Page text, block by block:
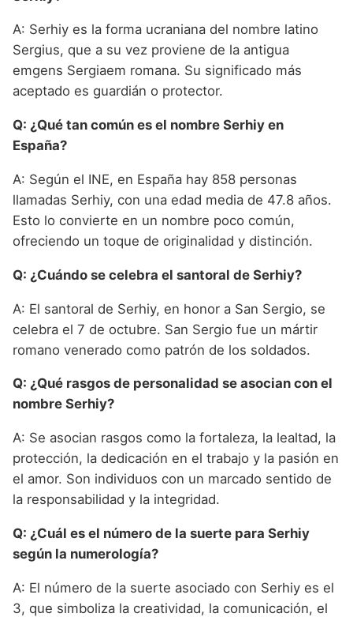
A: Serhiy es la forma ucraniana del nombre latino
Sergius, que a su vez proviene de la antigua
emgens Sergiaem romana. Su significado más
aceptado es guardián o protector.
Q: ¿Qué tan común es el nombre Serhiy en
España?
A: Según el INE, en España hay 858 personas
llamadas Serhiy, con una edad media de 47.8 años.
Esto lo convierte en un nombre poco común,
ofreciendo un toque de originalidad y distinción.
Q: ¿Cuándo se celebra el santoral de Serhiy?
A: El santoral de Serhiy, en honor a San Sergio, se
celebra el 7 de octubre. San Sergio fue un mártir
romano venerado como patrón de los soldados.
Q: ¿Qué rasgos de personalidad se asocian con el
nombre Serhiy?
A: Se asocian rasgos como la fortaleza, la lealtad, la
protección, la dedicación en el trabajo y la pasión en
el amor. Son individuos con un marcado sentido de
la responsabilidad y la integridad.
Q: ¿Cuál es el número de la suerte para Serhiy
según la numerología?
A: El número de la suerte asociado con Serhiy es el
3, que simboliza la creatividad, la comunicación, el